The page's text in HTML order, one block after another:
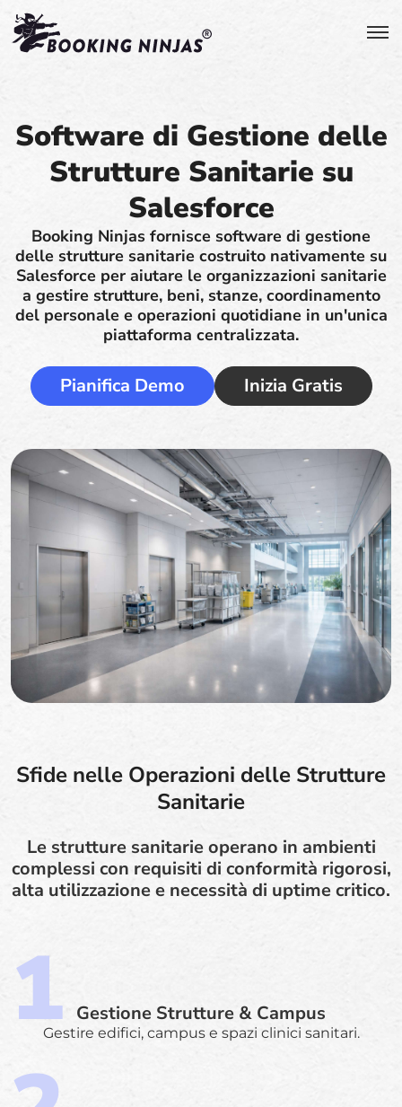
Software di Gestione delle
Strutture Sanitarie su
Salesforce
Booking Ninjas fornisce software di gestione
delle strutture sanitarie costruito nativamente su
Salesforce per aiutare le organizzazioni sanitarie
a gestire strutture, beni, stanze, coordinamento
del personale e operazioni quotidiane in un'unica
piattaforma centralizzata.
Pianifica Demo Inizia Gratis
Sfide nelle Operazioni delle Strutture
Sanitarie
Le strutture sanitarie operano in ambienti
complessi con requisiti di conformità rigorosi,
alta utilizzazione e necessità di uptime critico.
Gestione Strutture & Campus
Gestire edifici, campus e spazi clinici sanitari.